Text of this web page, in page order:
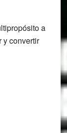
a
y convertir